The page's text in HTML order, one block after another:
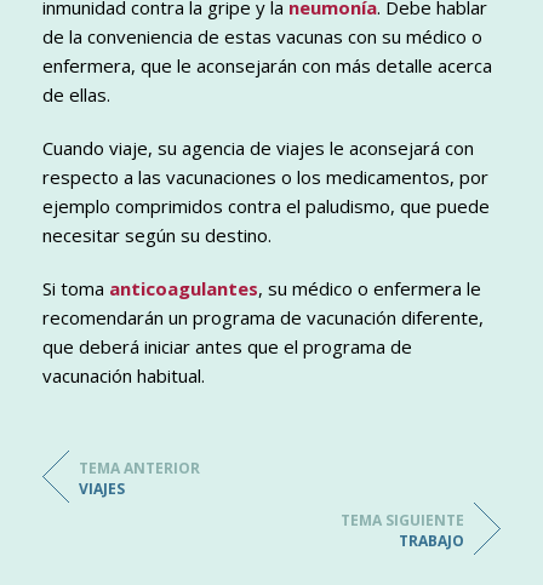
inmunidad contra la gripe y la neumonía. Debe hablar
de la conveniencia de estas vacunas con su médico o
enfermera, que le aconsejarán con más detalle acerca
de ellas.
Cuando viaje, su agencia de viajes le aconsejará con
respecto a las vacunaciones o los medicamentos, por
ejemplo comprimidos contra el paludismo, que puede
necesitar según su destino.
Si toma anticoagulantes, su médico o enfermera le
recomendarán un programa de vacunación diferente,
que deberá iniciar antes que el programa de
vacunación habitual.
TEMA ANTERIOR
VIAJES
TEMA SIGUIENTE
TRABAJO